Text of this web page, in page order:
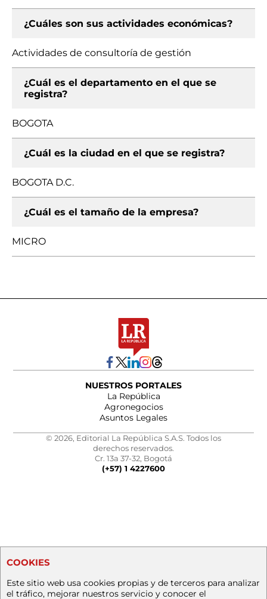
¿Cuáles son sus actividades económicas?
Actividades de consultoría de gestión
¿Cuál es el departamento en el que se
registra?
BOGOTA
¿Cuál es la ciudad en el que se registra?
BOGOTA D.C.
¿Cuál es el tamaño de la empresa?
MICRO
NUESTROS PORTALES
La República
Agronegocios
Asuntos Legales
© 2026, Editorial La República S.A.S. Todos los
derechos reservados.
Cr. 13a 37-32, Bogotá
(+57) 1 4227600
COOKIES
Este sitio web usa cookies propias y de terceros para analizar
el tráfico, mejorar nuestros servicio y conocer el